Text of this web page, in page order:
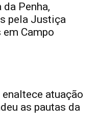
Penha,
pela Justiça
Campo
atuação
as pautas da